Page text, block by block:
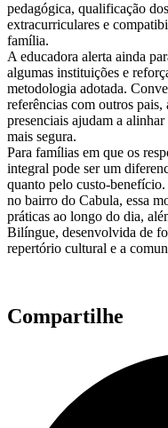
pedagógica, qualificação
extracurriculares e
família.
A educadora alerta ainda
algumas instituições e
metodologia adotada.
referências com outros pais,
presenciais ajudam a
mais segura.
Para famílias em que os
integral pode ser um
quanto pelo custo-
no bairro do Cabula, essa
práticas ao longo do dia,
Bilíngue, desenvolvida de
repertório cultural e a
Compartilhe